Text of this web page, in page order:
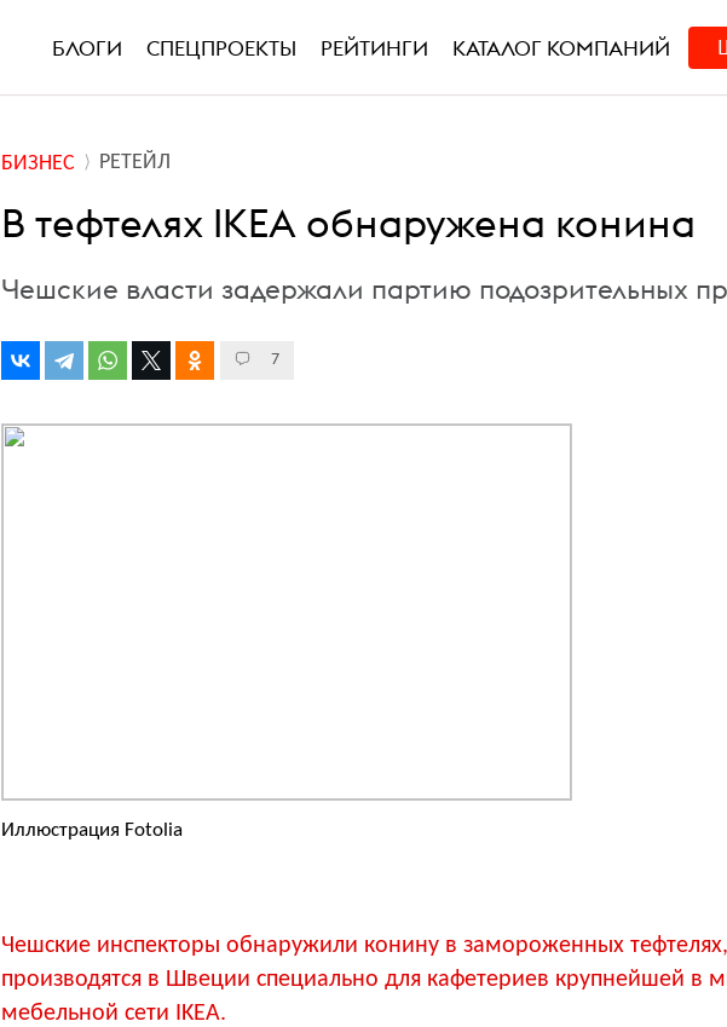
БЛОГИ СПЕЦПРОЕКТЫ РЕЙТИНГИ КАТАЛОГ КОМПАНИЙ
БИЗНЕС РЕТЕЙЛ
В тефтелях IKEA обнаружена конина
Чешские власти задержали партию подозрительных
7
Иллюстрация Fotolia
Чешские инспекторы обнаружили конину в замороженных
производятся в Швеции специально для кафетериев крупнейшей в
мебельной сети IKEA.